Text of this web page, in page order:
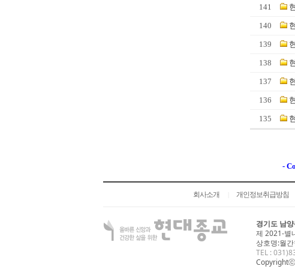
141
140
139
138
137
136
135
-
회사소개 개인정보취급방침
경기도 남
제 2021-별
상호명:월
TEL : 031)